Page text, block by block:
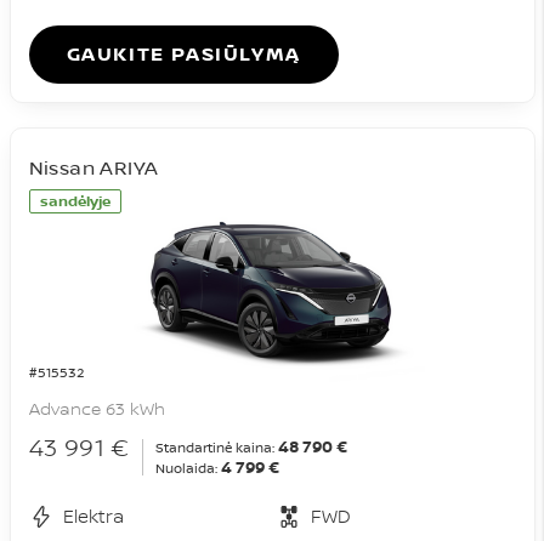
GAUKITE PASIŪLYMĄ
sandėlyje
#515532
Nissan ARIYA
Advance 63 kWh
43 991 € Standartinė kaina: 48 790 €
Nuolaida: 4 799 €
Elektra
FWD